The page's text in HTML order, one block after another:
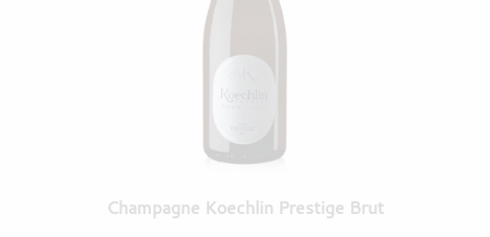
Champagne Koechlin Prestige Brut